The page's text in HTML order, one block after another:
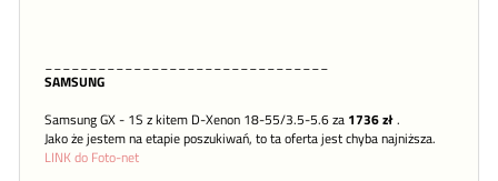
SAMSUNG
Samsung GX - 1S z kitem D-Xenon 18-55/3.5-5.6 za 1736 zł.
Jako że jestem na etapie poszukiwań, to ta oferta jest chyba najniższa.
LINK do Foto-net